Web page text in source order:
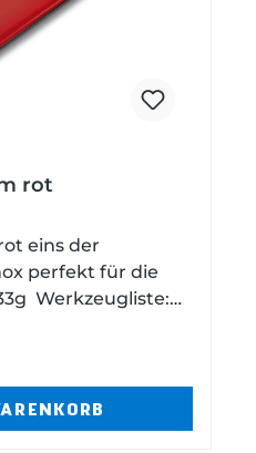
rot
perfekt für die
Werkzeugliste:
Drahtabisolierer
g